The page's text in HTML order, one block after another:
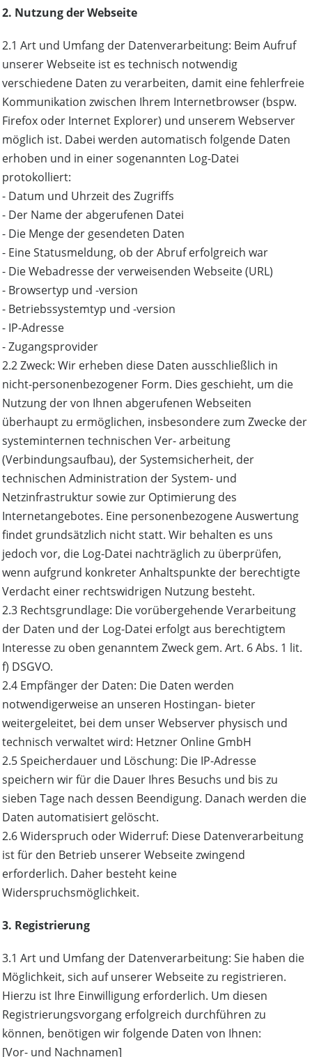
2. Nutzung der Webseite
2.1 Art und Umfang der Datenverarbeitung: Beim Aufruf
unserer Webseite ist es technisch notwendig
verschiedene Daten zu verarbeiten, damit eine fehlerfreie
Kommunikation zwischen Ihrem Internetbrowser (bspw.
Firefox oder Internet Explorer) und unserem Webserver
möglich ist. Dabei werden automatisch folgende Daten
erhoben und in einer sogenannten Log-Datei
protokolliert:
- Datum und Uhrzeit des Zugriffs
- Der Name der abgerufenen Datei
- Die Menge der gesendeten Daten
- Eine Statusmeldung, ob der Abruf erfolgreich war
- Die Webadresse der verweisenden Webseite (URL)
- Browsertyp und -version
- Betriebssystemtyp und -version
- IP-Adresse
- Zugangsprovider
2.2 Zweck: Wir erheben diese Daten ausschließlich in
nicht-personenbezogener Form. Dies geschieht, um die
Nutzung der von Ihnen abgerufenen Webseiten
überhaupt zu ermöglichen, insbesondere zum Zwecke der
systeminternen technischen Ver- arbeitung
(Verbindungsaufbau), der Systemsicherheit, der
technischen Administration der System- und
Netzinfrastruktur sowie zur Optimierung des
Internetangebotes. Eine personenbezogene Auswertung
findet grundsätzlich nicht statt. Wir behalten es uns
jedoch vor, die Log-Datei nachträglich zu überprüfen,
wenn aufgrund konkreter Anhaltspunkte der berechtigte
Verdacht einer rechtswidrigen Nutzung besteht.
2.3 Rechtsgrundlage: Die vorübergehende Verarbeitung
der Daten und der Log-Datei erfolgt aus berechtigtem
Interesse zu oben genanntem Zweck gem. Art. 6 Abs. 1 lit.
f) DSGVO.
2.4 Empfänger der Daten: Die Daten werden
notwendigerweise an unseren Hostingan- bieter
weitergeleitet, bei dem unser Webserver physisch und
technisch verwaltet wird: Hetzner Online GmbH
2.5 Speicherdauer und Löschung: Die IP-Adresse
speichern wir für die Dauer Ihres Besuchs und bis zu
sieben Tage nach dessen Beendigung. Danach werden die
Daten automatisiert gelöscht.
2.6 Widerspruch oder Widerruf: Diese Datenverarbeitung
ist für den Betrieb unserer Webseite zwingend
erforderlich. Daher besteht keine
Widerspruchsmöglichkeit.
3. Registrierung
3.1 Art und Umfang der Datenverarbeitung: Sie haben die
Möglichkeit, sich auf unserer Webseite zu registrieren.
Hierzu ist Ihre Einwilligung erforderlich. Um diesen
Registrierungsvorgang erfolgreich durchführen zu
können, benötigen wir folgende Daten von Ihnen:
[Vor- und Nachnamen]